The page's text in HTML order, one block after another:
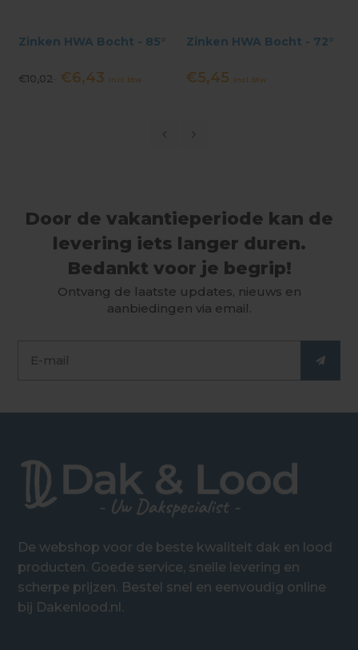
Zinken HWA Bocht - 85°
€10,02 €6,43 Incl. btw
Zinken HWA Bocht - 72°
€5,45 Incl. btw
Door de vakantieperiode kan de
levering iets langer duren.
Bedankt voor je begrip!
Ontvang de laatste updates, nieuws en
aanbiedingen via email.
De webshop voor de beste kwaliteit dak en lood
producten. Goede service, snelle levering en
scherpe prijzen. Bestel snel en eenvoudig online
bij Dakenlood.nl.